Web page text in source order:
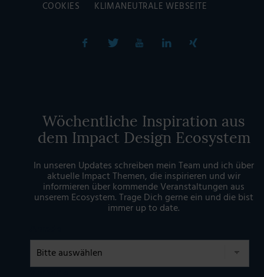
COOKIES
KLIMANEUTRALE WEBSEITE
Wöchentliche Inspiration aus
dem Impact Design Ecosystem
In unseren Updates schreiben mein Team und ich über
aktuelle Impact Themen, die inspirieren und wir
informieren über kommende Veranstaltungen aus
unserem Ecosystem. Trage Dich gerne ein und die bist
immer up to date.